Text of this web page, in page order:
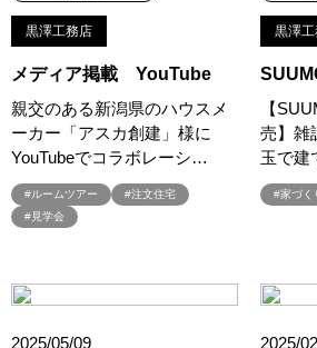
#おしやれな家づくり #おひさまハイム
#お子さま連れOK #お子さんと一緒に #
#お子様も楽しめる #お子様
#お客様満足度 #お家づくり #お年玉
#お役立ち情報 #お得 #お得な家づくり
#お得情報 #お散歩 #お散歩見学会 #
#お米券
#ご予約不要 #ご入居宅 #ご入居宅見学
#ご来場WEB予約キャンペンーン #ご来場
黒澤工務店
メディア掲載 YouTube
親交のある新潟県のハウスメ
ーカー「アスカ創建」様に
YouTubeでコラボレーシ…
#ルームツアー
#注文住宅
#見学会
黒澤
【
売】雑
玉で建
#家づく
2025/05/09 2025/